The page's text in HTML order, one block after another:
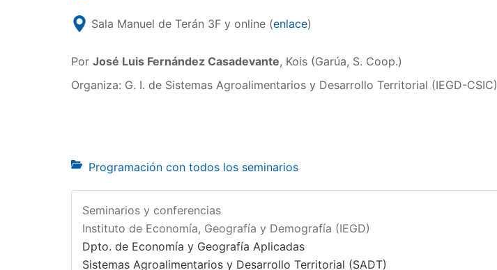
Sala Manuel de Terán 3F y online (enlace)
Por José Luis Fernández Casadevante, Kois (Garúa, S. Coop.)
Organiza: G. I. de Sistemas Agroalimentarios y Desarrollo Territorial (IEGD-CSIC)
Programación con todos los seminarios
Seminarios y conferencias
Instituto de Economía, Geografía y Demografía (IEGD)
Dpto. de Economía y Geografía Aplicadas
Sistemas Agroalimentarios y Desarrollo Territorial (SADT)